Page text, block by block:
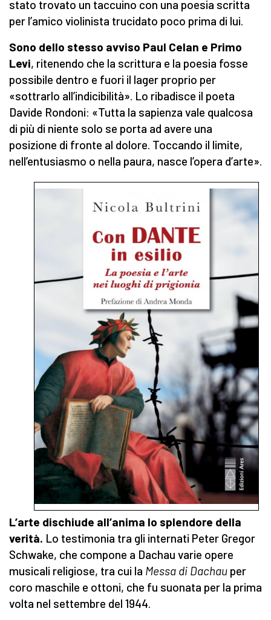
stato trovato un taccuino con una poesia scritta
per l’amico violinista trucidato poco prima di lui.
Sono dello stesso avviso Paul Celan e Primo
Levi, ritenendo che la scrittura e la poesia fosse
possibile dentro e fuori il lager proprio per
«sottrarlo all’indicibilità». Lo ribadisce il poeta
Davide Rondoni: «Tutta la sapienza vale qualcosa
di più di niente solo se porta ad avere una
posizione di fronte al dolore. Toccando il limite,
nell’entusiasmo o nella paura, nasce l’opera d’arte».
L’arte dischiude all’anima lo splendore della
verità. Lo testimonia tra gli internati Peter Gregor
Schwake, che compone a Dachau varie opere
musicali religiose, tra cui la Messa di Dachau per
coro maschile e ottoni, che fu suonata per la prima
volta nel settembre del 1944.